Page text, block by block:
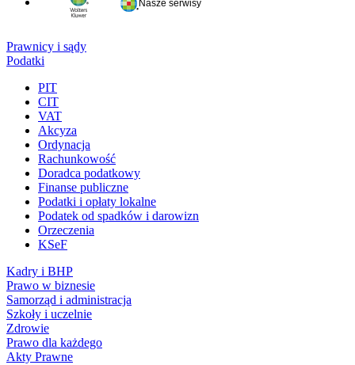
Nasze serwisy
Prawnicy i sądy
Podatki
PIT
CIT
VAT
Akcyza
Ordynacja
Rachunkowość
Doradca podatkowy
Finanse publiczne
Podatki i opłaty lokalne
Podatek od spadków i darowizn
Orzeczenia
KSeF
Kadry i BHP
Prawo w biznesie
Samorząd i administracja
Szkoły i uczelnie
Zdrowie
Prawo dla każdego
Akty Prawne